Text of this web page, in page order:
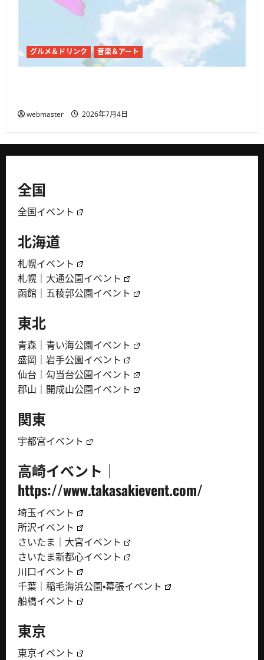
グルメ＆ドリンク 音楽＆アート
webmaster 2026年7月4日
全国
全国イベント
北海道
札幌イベント
札幌｜大通公園イベント
函館｜五稜郭公園イベント
東北
青森｜青い海公園イベント
盛岡｜岩手公園イベント
仙台｜勾当台公園イベント
郡山｜開成山公園イベント
関東
宇都宮イベント
高崎イベント｜
https://www.takasakievent.com/
埼玉イベント
所沢イベント
さいたま｜大宮イベント
さいたま新都心イベント
川口イベント
千葉｜稲毛海浜公園・幕張イベント
船橋イベント
東京
東京イベント